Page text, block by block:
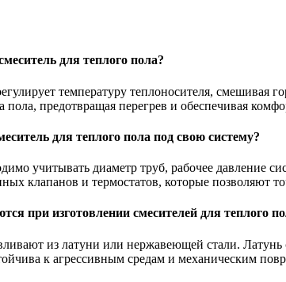
для теплого пола?
температуру теплоносителя,
пола, предотвращая перегрев и обеспечивая
для теплого пола под свою систему?
учитывать диаметр труб, рабочее давление
клапанов и термостатов, которые позволяют
при изготовлении смесителей для теплого
из латуни или нержавеющей стали.
к агрессивным средам и механическим